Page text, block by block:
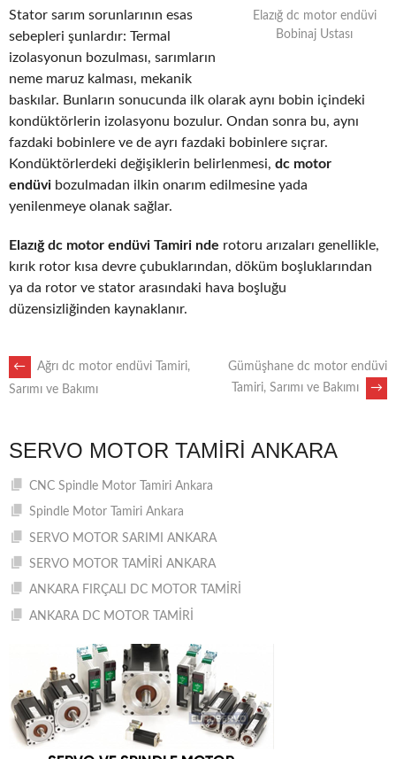
Elazığ dc motor endüvi
Bobinaj Ustası
Stator sarım sorunlarının esas
sebepleri şunlardır: Termal
izolasyonun bozulması, sarımların
neme maruz kalması, mekanik
baskılar. Bunların sonucunda ilk olarak aynı bobin içindeki
kondüktörlerin izolasyonu bozulur. Ondan sonra bu, aynı
fazdaki bobinlere ve de ayrı fazdaki bobinlere sıçrar.
Kondüktörlerdeki değişiklerin belirlenmesi, dc motor
endüvi bozulmadan ilkin onarım edilmesine yada
yenilenmeye olanak sağlar.
Elazığ dc motor endüvi Tamiri nde rotoru arızaları genellikle,
kırık rotor kısa devre çubuklarından, döküm boşluklarından
ya da rotor ve stator arasındaki hava boşluğu
düzensizliğinden kaynaklanır.
POST
←
Ağrı dc motor endüvi Tamiri,
Sarımı ve Bakımı
Gümüşhane dc motor endüvi
Tamiri, Sarımı ve Bakımı
→
SERVO MOTOR TAMIRI ANKARA
CNC Spindle Motor Tamiri Ankara
Spindle Motor Tamiri Ankara
SERVO MOTOR SARIMI ANKARA
SERVO MOTOR TAMİRİ ANKARA
ANKARA FIRÇALI DC MOTOR TAMİRİ
ANKARA DC MOTOR TAMİRİ